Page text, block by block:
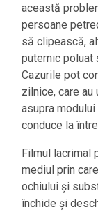
această
persoane
să clipească,
puternic poluat
Cazurile pot
zilnice, care au
asupra
conduce la
Filmul lacrimal
mediul prin
ochiului și
închide și